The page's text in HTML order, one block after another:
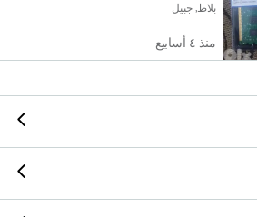
بلاط, جبيل
منذ ٤ أسابيع